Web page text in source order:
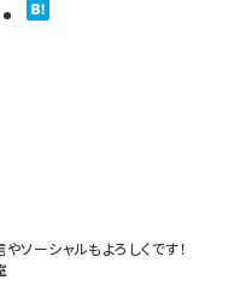
ソーシャルもよろしくです！